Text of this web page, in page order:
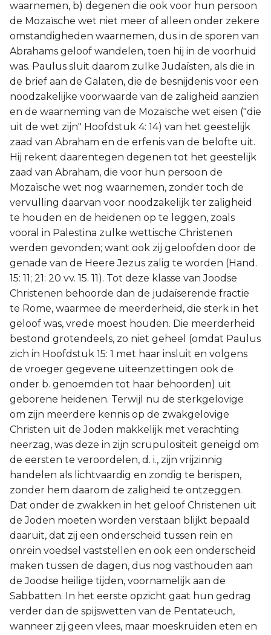
waarnemen, b) degenen die ook voor hun persoon
de Mozaïsche wet niet meer of alleen onder zekere
omstandigheden waarnemen, dus in de sporen van
Abrahams geloof wandelen, toen hij in de voorhuid
was. Paulus sluit daarom zulke Judaïsten, als die in
de brief aan de Galaten, die de besnijdenis voor een
noodzakelijke voorwaarde van de zaligheid aanzien
en de waarneming van de Mozaïsche wet eisen ("die
uit de wet zijn" Hoofdstuk 4: 14) van het geestelijk
zaad van Abraham en de erfenis van de belofte uit.
Hij rekent daarentegen degenen tot het geestelijk
zaad van Abraham, die voor hun persoon de
Mozaïsche wet nog waarnemen, zonder toch de
vervulling daarvan voor noodzakelijk ter zaligheid
te houden en de heidenen op te leggen, zoals
vooral in Palestina zulke wettische Christenen
werden gevonden; want ook zij geloofden door de
genade van de Heere Jezus zalig te worden (Hand.
15: 11; 21: 20 vv. 15. 11). Tot deze klasse van Joodse
Christenen behoorde dan de judaïserende fractie
te Rome, waarmee de meerderheid, die sterk in het
geloof was, vrede moest houden. Die meerderheid
bestond grotendeels, zo niet geheel (omdat Paulus
zich in Hoofdstuk 15: 1 met haar insluit en volgens
de vroeger gegevene uiteenzettingen ook de
onder b. genoemden tot haar behoorden) uit
geborene heidenen. Terwijl nu de sterkgelovige
om zijn meerdere kennis op de zwakgelovige
Christen uit de Joden makkelijk met verachting
neerzag, was deze in zijn scrupulositeit geneigd om
de eersten te veroordelen, d. i., zijn vrijzinnig
handelen als lichtvaardig en zondig te berispen,
zonder hem daarom de zaligheid te ontzeggen.
Dat onder de zwakken in het geloof Christenen uit
de Joden moeten worden verstaan blijkt bepaald
daaruit, dat zij een onderscheid tussen rein en
onrein voedsel vaststellen en ook een onderscheid
maken tussen de dagen, dus nog vasthouden aan
de Joodse heilige tijden, voornamelijk aan de
Sabbatten. In het eerste opzicht gaat hun gedrag
verder dan de spijswetten van de Pentateuch,
wanneer zij geen vlees, maar moeskruiden eten en